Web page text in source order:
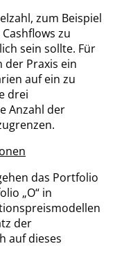
zum Beispiel
zu
sein sollte. Für
der Praxis ein
auf ein zu
drei
Anzahl der
das Portfolio
„O“ in
der
auf dieses